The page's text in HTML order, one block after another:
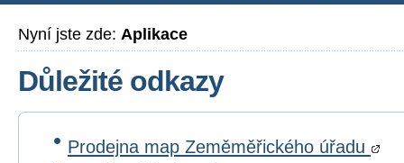
Nyní jste zde: Aplikace
Důležité odkazy
Prodejna map Zeměměřického úřadu